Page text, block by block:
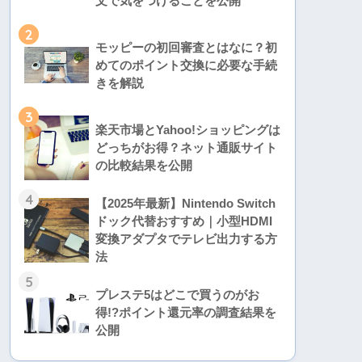
2
モッピーの初回審査とはなに？初
めてのポイント交換に必要な手続
きを解説
3
楽天市場とYahoo!ショッピングは
どっちがお得？ネット通販サイト
の比較結果を公開
4
【2025年最新】Nintendo Switch
ドック代替おすすめ｜小型HDMI
変換アダプタでテレビ出力する方
法
5
プレステ5はどこで買うのがお
得!?ポイント還元率の調査結果を
公開